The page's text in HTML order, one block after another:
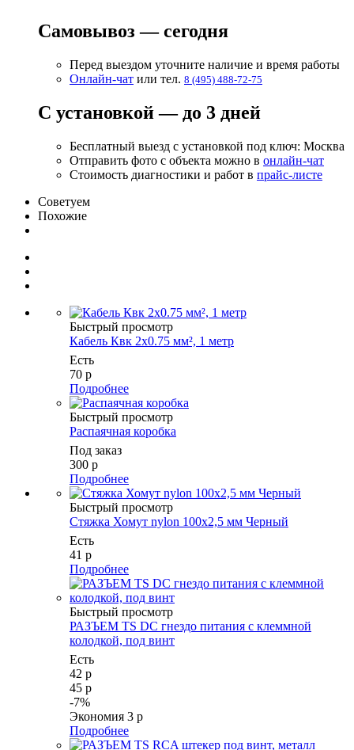
Самовывоз — сегодня
Перед выездом уточните наличие и время работы
Онлайн-чат или тел. 8 (495) 488-72-75
С установкой — до 3 дней
Бесплатный выезд с установкой под ключ: Москва
Отправить фото с объекта можно в онлайн-чат
Стоимость диагностики и работ в прайс-листе
Советуем
Похожие
Быстрый просмотр
Кабель Квк 2х0.75 мм², 1 метр
Есть
70 р
Подробнее
Быстрый просмотр
Распаячная коробка
Под заказ
300 р
Подробнее
Быстрый просмотр
Стяжка Хомут nylon 100x2,5 мм Черный
Есть
41 р
Подробнее
Быстрый просмотр
РАЗЪЕМ TS DC гнездо питания с клеммной
колодкой, под винт
Есть
42 р
45 р
-7%
Экономия 3 р
Подробнее